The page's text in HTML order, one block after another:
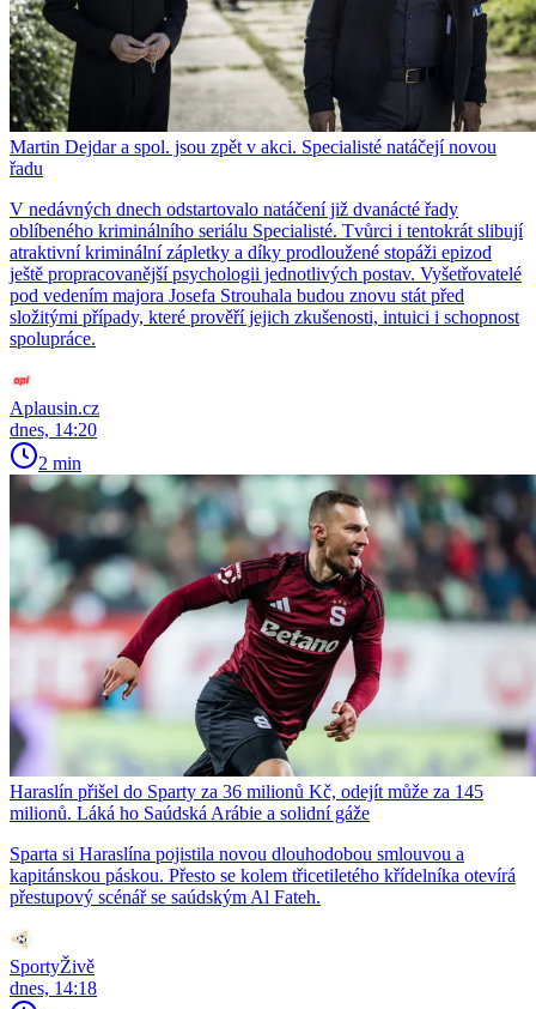
Martin Dejdar a spol. jsou zpět v akci. Specialisté natáčejí novou
řadu
V nedávných dnech odstartovalo natáčení již dvanácté řady
oblíbeného kriminálního seriálu Specialisté. Tvůrci i tentokrát slibují
atraktivní kriminální zápletky a díky prodloužené stopáži epizod
ještě propracovanější psychologii jednotlivých postav. Vyšetřovatelé
pod vedením majora Josefa Strouhala budou znovu stát před
složitými případy, které prověří jejich zkušenosti, intuici i schopnost
spolupráce.
Aplausin.cz
dnes, 14:20
2 min
Haraslín přišel do Sparty za 36 milionů Kč, odejít může za 145
milionů. Láká ho Saúdská Arábie a solidní gáže
Sparta si Haraslína pojistila novou dlouhodobou smlouvou a
kapitánskou páskou. Přesto se kolem třicetiletého křídelníka otevírá
přestupový scénář se saúdským Al Fateh.
SportyŽivě
dnes, 14:18